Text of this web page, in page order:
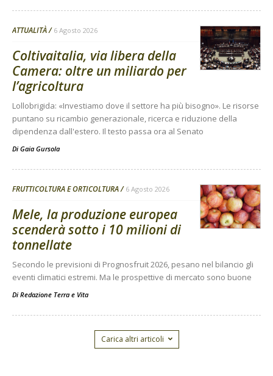
ATTUALITÀ 6 Agosto 2026
Coltivaitalia, via libera della
Camera: oltre un miliardo per
l’agricoltura
Lollobrigida: «Investiamo dove il settore ha più bisogno». Le risorse
puntano su ricambio generazionale, ricerca e riduzione della
dipendenza dall'estero. Il testo passa ora al Senato
Di Gaia Gursola
FRUTTICOLTURA E ORTICOLTURA 6 Agosto 2026
Mele, la produzione europea
scenderà sotto i 10 milioni di
tonnellate
Secondo le previsioni di Prognosfruit 2026, pesano nel bilancio gli
eventi climatici estremi. Ma le prospettive di mercato sono buone
Di Redazione Terra e Vita
Carica altri articoli